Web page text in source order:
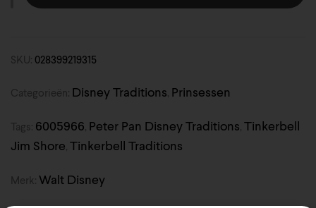
SKU: 028399219315
Categorieën: Disney Traditions Prinsessen
Tags: 6005966 Peter Pan Disney Traditions Tinkerbell
Jim Shore Tinkerbell Traditions
Merk: Walt Disney